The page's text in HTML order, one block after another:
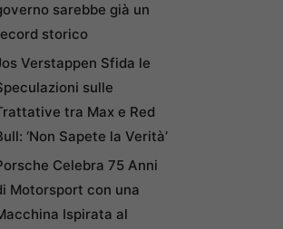
sarebbe già un
storico
Verstappen Sfida le
sulle
tra Max e Red
‘Non Sapete la Verità’
Celebra 75 Anni
Motorsport con una
Ispirata al